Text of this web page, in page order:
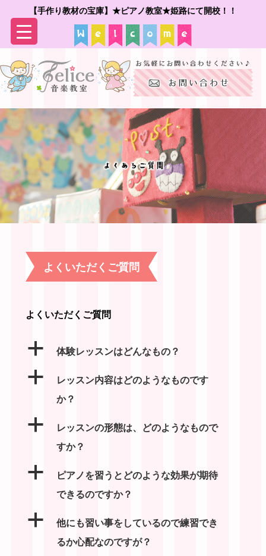
【手作り教材の宝庫】★ピアノ教室★姫路にて開校！！
よくいただくご質問
よくいただくご質問
a 体験レッスンはどんなもの？
a
レッスン内容はどのようなものです
か？
a
レッスンの形態は、どのようなもので
すか？
a
ピアノを習うとどのような効果が期待
できるのですか？
a
他にも習い事をしているので練習でき
るか心配なのですが？
▼
▼